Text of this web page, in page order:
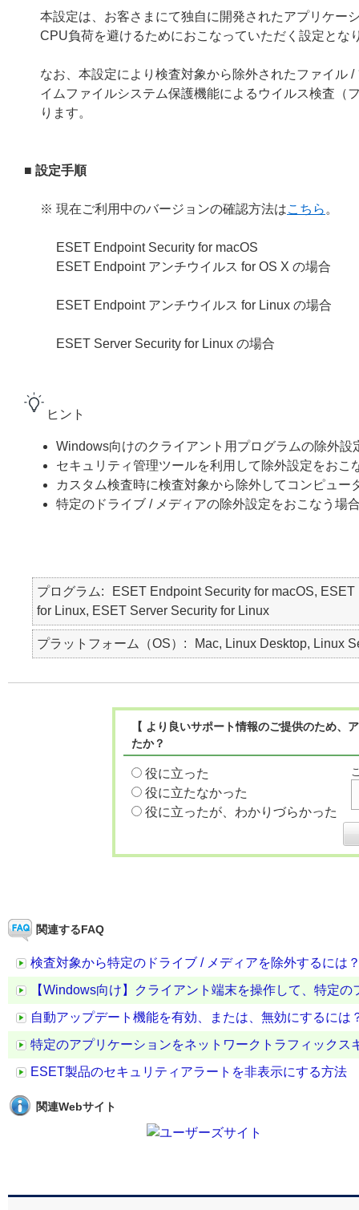
本設定は、お客さまにて独自に開発されたアプリケー
CPU負荷を避けるためにおこなっていただく設定とな
なお、本設定により検査対象から除外されたファイル
イムファイルシステム保護機能によるウイルス検査（
ります。
■ 設定手順
※ 現在ご利用中のバージョンの確認方法はこちら 。
ESET Endpoint Security for macOS
ESET Endpoint アンチウイルス for OS X の場合
ESET Endpoint アンチウイルス for Linux の場合
ESET Server Security for Linux の場合
ヒント
Windows向けのクライアント用プログラムの除外設
セキュリティ管理ツールを利用して除外設定をおこ
カスタム検査時に検査対象から除外してコンピュー
特定のドライブ / メディアの除外設定をおこなう場
プログラム
ESET Endpoint Security for macOS,
for Linux, ESET Server Security for Linux
プラットフォーム（OS） Mac, Linux Desktop, Linux
【 より良いサポート情報のご提供のため
たか？
役に立った
役に立たなかった
役に立ったが、わかりづらかった
関連するFAQ
検査対象から特定のドライブ / メディアを除外するには
【Windows向け】クライアント端末を操作して、特定
自動アップデート機能を有効、または、無効にするには
特定のアプリケーションをネットワークトラフィック
ESET製品のセキュリティアラートを非表示にする方法
関連Webサイト